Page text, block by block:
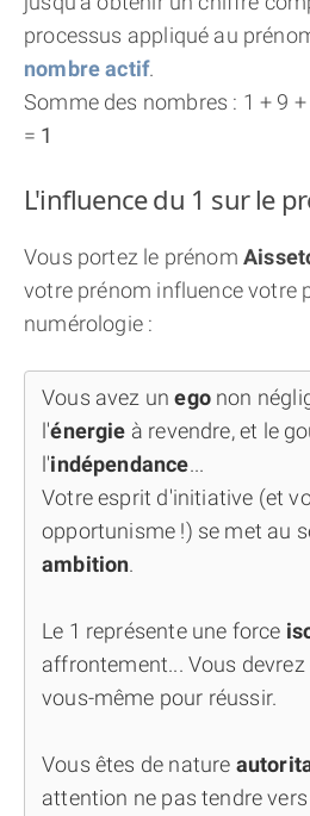
processus appliqué au
nombre actif.
Somme des nombres : 1 + 9
= 1
L'influence du 1 sur le
Vous portez le prénom
votre prénom influence votre
numérologie :
Vous avez un ego non
l'énergie à revendre, et le
l'indépendance...
Votre esprit d'initiative (et
opportunisme !) se met au
ambition.
Le 1 représente une force
affrontement... Vous
vous-même pour réussir.
Vous êtes de nature
attention ne pas tendre